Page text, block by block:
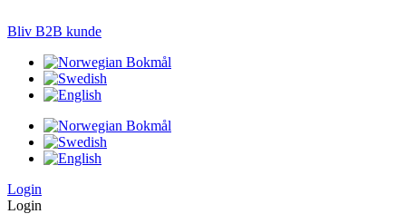
Bliv B2B kunde
Login
Login